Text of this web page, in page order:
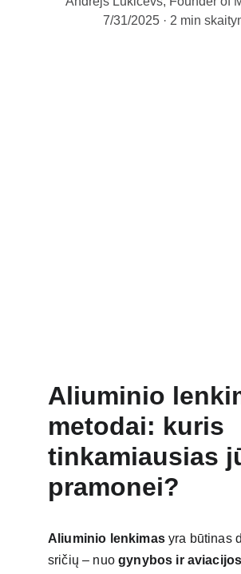
7/31/2025
2 min
Aliuminio
metodai: kuris
tinkamiausias
pramonei?
Aliuminio lenkimas yra būtinas
sričių – nuo gynybos ir aviacijos